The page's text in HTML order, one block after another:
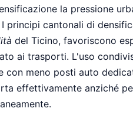
la pressione
principi cantonali di
del Ticino, favoriscono
ai trasporti. L'uso
con meno posti auto
effettivamente anziché